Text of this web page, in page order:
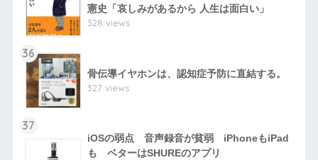
憲史「哀しみがあるから 人生は面白い」
328 views
36
骨伝導イヤホンは、認知症予防に直結する。
327 views
37
iOSの弱点 音声録音が貧弱 iPhoneもiPad
も ベターはSHUREのアプリ